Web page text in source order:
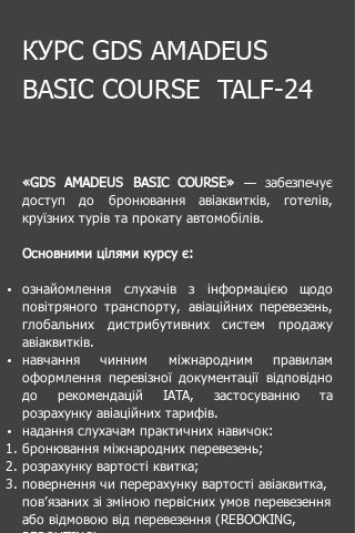
КУРС GDS AMADEUS
BASIC COURSE TALF-24
«GDS AMADEUS BASIC COURSE» — забезпечує
доступ до бронювання авіаквитків, готелів,
круїзних турів та прокату автомобілів.
Основними цілями курсу є:
ознайомлення слухачів з інформацією щодо
повітряного транспорту, авіаційних перевезень,
глобальних дистрибутивних систем продажу
авіаквитків.
навчання чинним міжнародним правилам
оформлення перевізної документації відповідно
до рекомендацій IATA, застосуванню та
розрахунку авіаційних тарифів.
надання слухачам практичних навичок:
бронювання міжнародних перевезень;
розрахунку вартості квитка;
повернення чи перерахунку вартості авіаквитка,
пов’язаних зі зміною первісних умов перевезення
або відмовою від перевезення (REBOOKING,